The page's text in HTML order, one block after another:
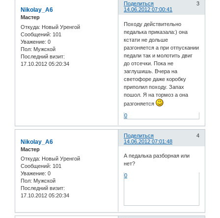
Поделиться
3
14.06.2012 07:00:41
Nikolay_A6
Мастер
Откуда: Новый Уренгой
Сообщений: 101
Уважение: 0
Пол: Мужской
Последний визит:
17.10.2012 05:20:34
Походу действительно
педалька приказала:) она
кстати не дольше
разгоняется а при отпускании
педали так и молотить двиг
до отсечки. Пока не
заглушишь. Вчера на
светофоре даже коробку
приполил походу. Запах
пошол. Я на тормоз а она
разгоняется
0
Поделиться
4
14.06.2012 07:01:48
Nikolay_A6
Мастер
Откуда: Новый Уренгой
Сообщений: 101
Уважение: 0
Пол: Мужской
Последний визит:
17.10.2012 05:20:34
А педалька разборная или
нет?
0